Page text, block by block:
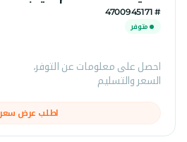
# 4700945171
متوفر
احصل على معلومات عن التوفر،
السعر والتسليم
اطلب عرض سعر